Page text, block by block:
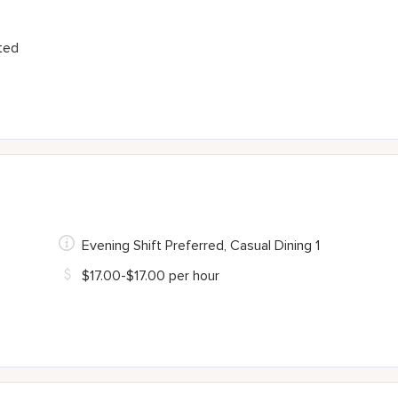
Evening Shift Preferred, Casual Dining 1
$17.00-$17.00 per hour